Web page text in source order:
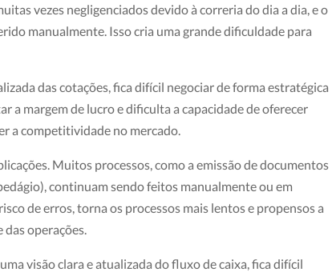
vezes negligenciados devido à correria do dia a dia, e o
manualmente. Isso cria uma grande dificuldade para
das cotações, fica difícil negociar de forma estratégica
a margem de lucro e dificulta a capacidade de oferecer
a competitividade no mercado.
Muitos processos, como a emissão de documentos
continuam sendo feitos manualmente ou em
de erros, torna os processos mais lentos e propensos a
operações.
visão clara e atualizada do fluxo de caixa, fica difícil